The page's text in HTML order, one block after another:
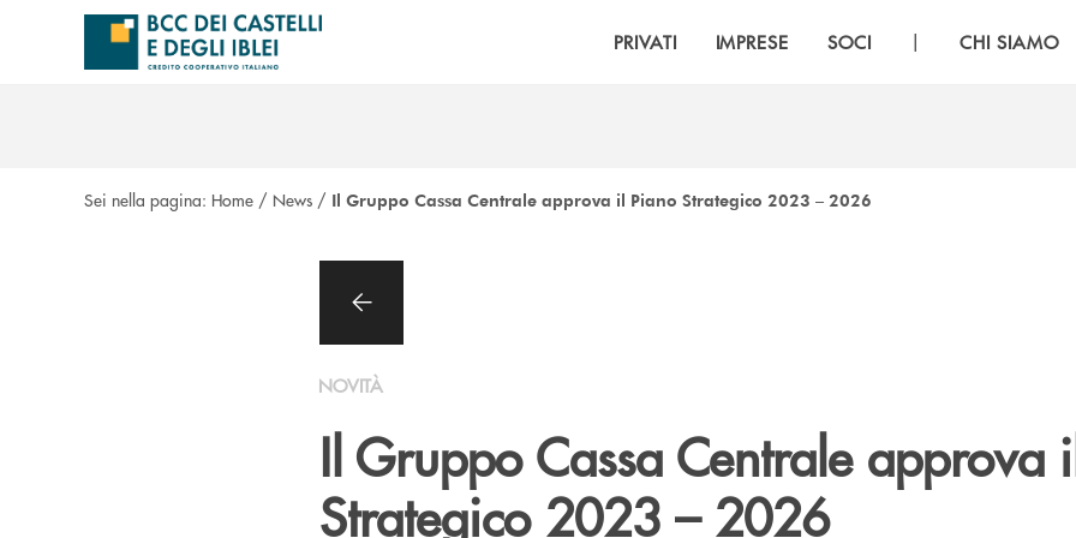
Salta al contenuto principale
PRIVATI IMPRESE SOCI | CHI SIAMO
Sei nella pagina: Home / News / Il Gruppo Cassa Centrale approva il Piano Strategico 2023 – 2026
NOVITÀ
Il Gruppo Cassa Centrale approva
Strategico 2023 – 2026